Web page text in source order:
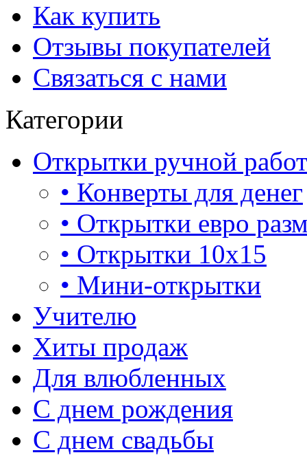
Как купить
Отзывы покупателей
Связаться с нами
Категории
Открытки ручной
• Конверты для денег
• Открытки евро
• Открытки 10х15
• Мини-открытки
Учителю
Хиты продаж
Для влюбленных
С днем рождения
С днем свадьбы